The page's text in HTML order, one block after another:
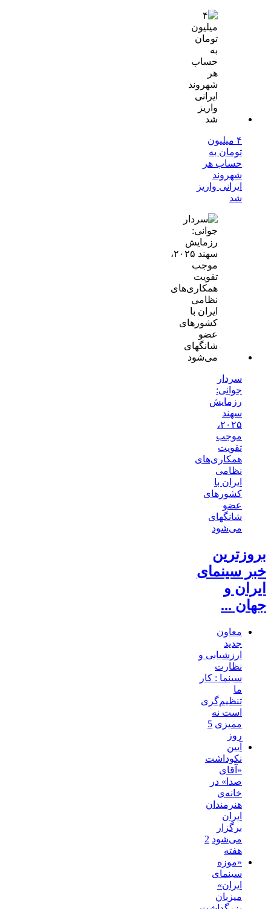
۴ میلیون
تومان به
حساب هر
شهروند
ایرانی واریز
شد
سردار
جوانی:
رزمایش
سهند
۲۰۲۵،
موجب
تقویت
همکاری‌های
نظامی
ایران با
کشور‌های
عضو
شانگهای
می‌شود
بروزترین
خبر سینمای
ایران و
جهان ...
معاون
جدید
ارزشیابی و
نظارت
سینما : کار
ما
تنظیم‌گری
است نه
ممیزی 5
روز
آیین
نکوداشت
«آقای
صدا» در
خانه‌ی
هنرمندان
ایران
برگزار
می‌شود 2
هفته
«موزه
سینمای
ایران»
میزبان